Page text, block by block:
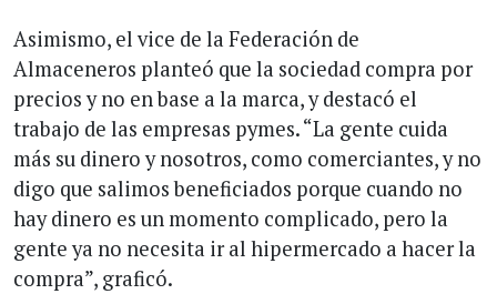
Asimismo, el vice de la Federación de
Almaceneros planteó que la sociedad compra por
precios y no en base a la marca, y destacó el
trabajo de las empresas pymes. “La gente cuida
más su dinero y nosotros, como comerciantes, y no
digo que salimos beneficiados porque cuando no
hay dinero es un momento complicado, pero la
gente ya no necesita ir al hipermercado a hacer la
compra”, graficó.